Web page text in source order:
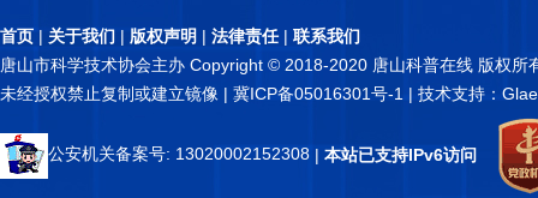
首页 | 关于我们 | 版权声明 | 法律责任| 联系我们
唐山市科学技术协会主办 Copyright © 2018-2020 唐山科普在线 版权所
未经授权禁止复制或建立镜像 | 冀ICP备05016301号-1 | 技术支持：
公安机关备案号: 13020002152308 | 本站已支持IPv6访问